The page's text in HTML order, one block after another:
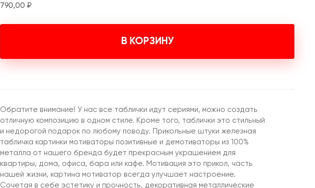
790,00 ₽
В КОРЗИНУ
Обратите внимание! У нас все таблички идут сериями, можно создать
отличную композицию в одном стиле. Кроме того, таблички это стильный
и недорогой подарок по любому поводу. Прикольные штуки железная
табличка картинки мотиваторы позитивные и демотиваторы из 100%
металла от нашего бренда будет прекрасным украшением для
квартиры, дома, офиса, бара или кафе. Мотивация это прикол, часть
нашей жизни, картина мотиватор всегда улучшает настроение.
Сочетая в себе эстетику и прочность, декоративная металлические